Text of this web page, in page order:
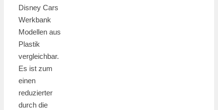
Disney Cars
Werkbank
Modellen aus
Plastik
vergleichbar.
Es ist zum
einen
reduzierter
durch die